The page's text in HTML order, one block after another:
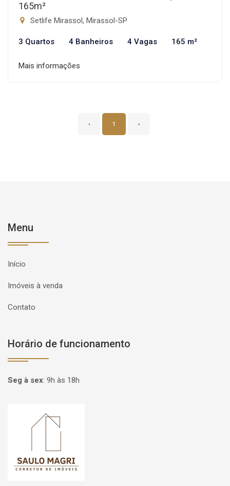
165m²
Setlife Mirassol, Mirassol-SP
3 Quartos 4 Banheiros 4 Vagas 165 m²
Mais informações
‹ 1 ›
Menu
Início
Imóveis à venda
Contato
Horário de funcionamento
Seg à sex: 9h às 18h
Página inicial